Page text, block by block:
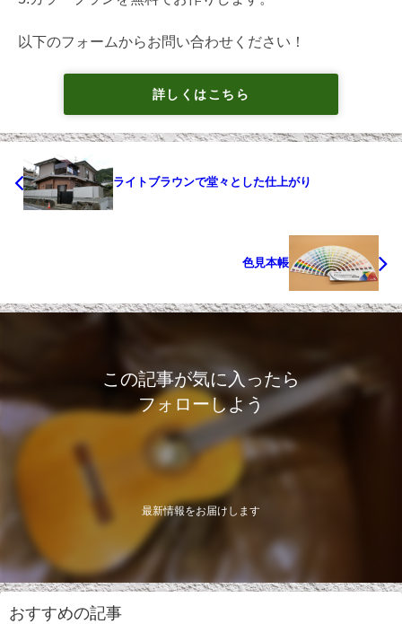
以下のフォームからお問い合わせください！
詳しくはこちら
ライトブラウンで堂々とした仕上がり
色見本帳
この記事が気に入ったら
フォローしよう
最新情報をお届けします
おすすめの記事